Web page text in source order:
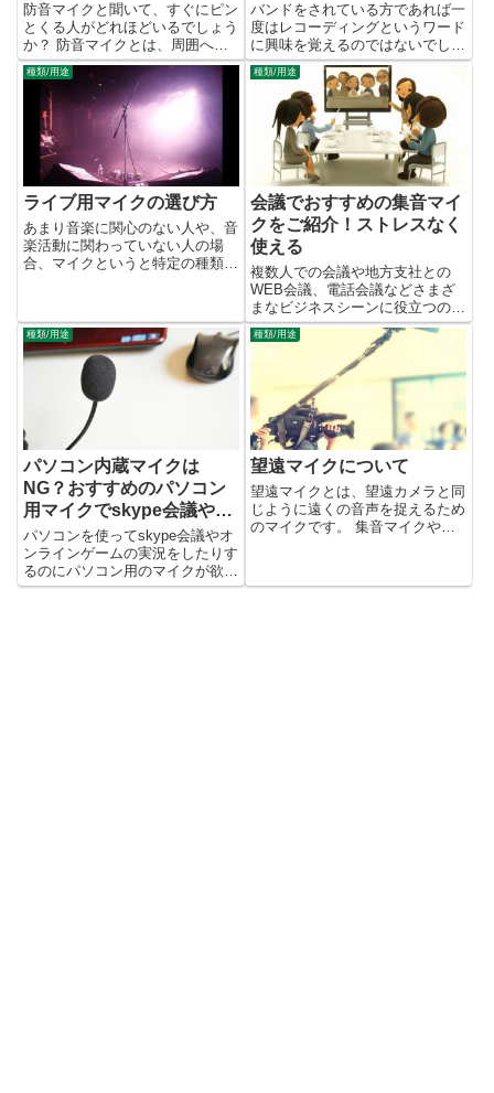
防音マイクと聞いて、すぐにピン
とくる人がどれほどいるでしょう
か？ 防音マイクとは、周囲への
音漏れを最小限にとどめてくれる
マイクのことです。 形にも特徴
があり、そのほとんどは口のすっ
ぽりと覆う形状になっています。
そうすることにより、音漏れを...
バンドをされている方であれば一
度はレコーディングというワード
に興味を覚えるのではないでしょ
うか。 そのレコーディングの中
でも、最も難しいと言われている
のがドラムのレコーディングなの
です。 ドラムレコーディングに
はマイキングという作業が必要
に...
種類/用途
ライブ用マイクの選び方
あまり音楽に関心のない人や、音
楽活動に関わっていない人の場
合、マイクというと特定の種類の
うな目的で使用するかによって、
使い分けることが必要なのです。
種類/用途
会議でおすすめの集音マイ
クをご紹介！ストレスなく
使える
複数人での会議や地方支社との
WEB会議、電話会議などさまざ
まなビジネスシーンに役立つのが
スピーカーフォンと呼ばれる集音
マイクです。参加人数や参加方法
によって集音マイクの選び方は変
わりますので、今回選ぶポイント
とおすすめのマイクについてご紹
介します。
種類/用途
パソコン内蔵マイクは
NG？おすすめのパソコン
用マイクでskype会議やゲ
ーム実況を快適に！
パソコンを使ってskype会議やオ
ンラインゲームの実況をしたりす
るのにパソコン用のマイクが欲し
いんだけど、どのマイクが良いの
種類/用途
望遠マイクについて
望遠マイクとは、望遠カメラと同
じように遠くの音声を捉えるため
のマイクです。 集音マイクやパ